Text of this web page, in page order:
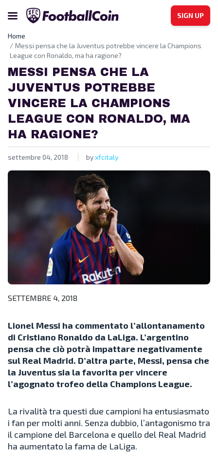
SIGN UP
Home
Messi pensa che la Juventus potrebbe vincere la Champions
League con Ronaldo, ma ha ragione?
MESSI PENSA CHE LA
JUVENTUS POTREBBE
VINCERE LA CHAMPIONS
LEAGUE CON RONALDO, MA
HA RAGIONE?
settembre 04, 2018 byxfcitaly
SETTEMBRE 4, 2018
Lionel Messi ha commentato l’allontanamento
di Cristiano Ronaldo da LaLiga. L’argentino
pensa che ciò potrà impattare negativamente
sul Real Madrid. D’altra parte, Messi, pensa che
la Juventus sia la favorita per vincere
l’agognato trofeo della Champions League.
La rivalità tra questi due campioni ha entusiasmato
i fan per molti anni. Senza dubbio, l’antagonismo tra
il campione del Barcelona e quello del Real Madrid
ha aumentato la fama de LaLiga.